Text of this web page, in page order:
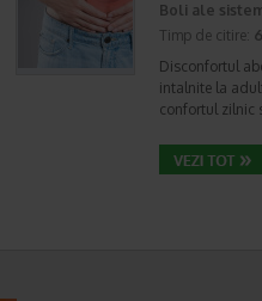
Boli ale
Timp de citire:
Disconfortul
intalnite la
confortul zilnic